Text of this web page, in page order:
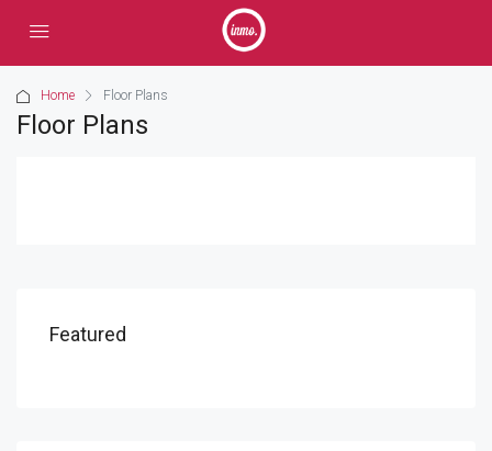
Home Floor Plans
Floor Plans
Featured